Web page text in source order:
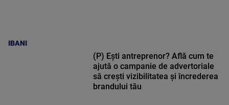
IBANI
(P) Ești antreprenor? Află cum te
ajută o campanie de advertoriale
să crești vizibilitatea și încrederea
brandului tău